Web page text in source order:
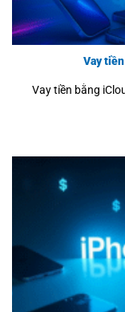
Vay
Vay tiền bằng